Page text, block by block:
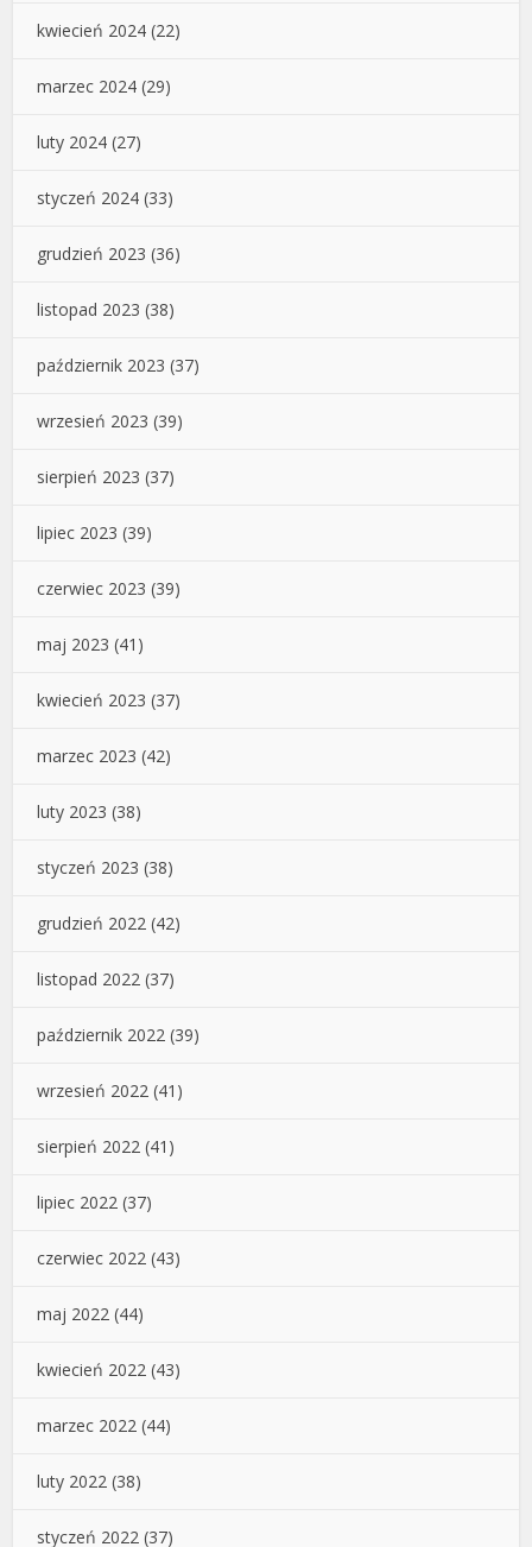
kwiecień 2024 (22)
marzec 2024 (29)
luty 2024 (27)
styczeń 2024 (33)
grudzień 2023 (36)
listopad 2023 (38)
październik 2023 (37)
wrzesień 2023 (39)
sierpień 2023 (37)
lipiec 2023 (39)
czerwiec 2023 (39)
maj 2023 (41)
kwiecień 2023 (37)
marzec 2023 (42)
luty 2023 (38)
styczeń 2023 (38)
grudzień 2022 (42)
listopad 2022 (37)
październik 2022 (39)
wrzesień 2022 (41)
sierpień 2022 (41)
lipiec 2022 (37)
czerwiec 2022 (43)
maj 2022 (44)
kwiecień 2022 (43)
marzec 2022 (44)
luty 2022 (38)
styczeń 2022 (37)